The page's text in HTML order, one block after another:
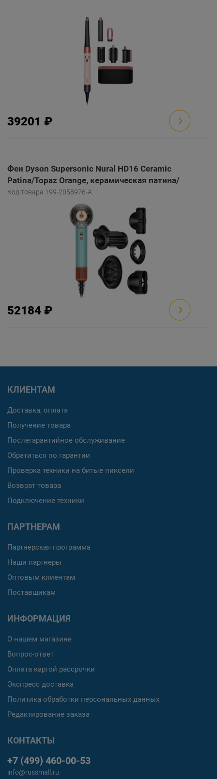
39201 ₽
Фен Dyson Supersonic Nural HD16 Ceramic
Patina/Topaz Orange, керамическая патина/
оранжевый топаз
Код товара 199-2058976-A
52184 ₽
КЛИЕНТАМ
Доставка, оплата
Получение товара
Послегарантийное обслуживание
Обратиться по гарантии
Проверка техники на битые пиксели
Возврат товара
Подключение техники
ПАРТНЕРАМ
Партнерская программа
Наши партнеры
Оптовым клиентам
Поставщикам
ИНФОРМАЦИЯ
О нашем магазине
Вопрос-ответ
Оплата картой рассрочки
Экспресс доставка
Политика обработки персональных данных
Редактирование заказа
КОНТАКТЫ
+7 (499) 460-00-53
info@russmall.ru